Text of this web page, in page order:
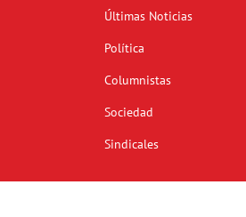
Últimas Noticias
Política
Columnistas
Sociedad
Sindicales